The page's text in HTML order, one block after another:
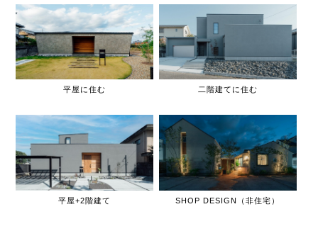
平屋に住む 二階建てに住む
平屋+2階建て SHOP DESIGN（非住宅）